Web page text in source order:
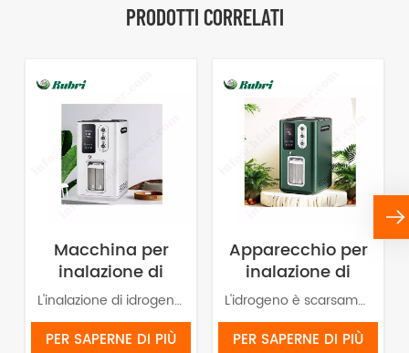
PRODOTTI CORRELATI
Macchina per
inalazione di
idrogeno al
99,99% Rubri 1800
ml/min
L'inalazione di idrogeno (HHO) consente al corpo di assumere una grande quantità di idrogeno.
PER SAPERNE DI PIÙ
Apparecchio per
inalazione di
idrogeno HOR
1800 ml/min
99,99%
L'idrogeno è scarsamente solubile in acqua e quindi la maggior parte di esso viene rilasciata nell'aria sotto forma gassosa. Pertanto, tramite inalazione è possibile ottenere un'elevata concentrazione di idrogeno in un breve periodo di tempo. L'inalazione di idrogeno (HHO) permette all'organismo di assorbirne una grande quantità. Viene assorbito meglio dal cervello, dal sistema nervoso, dal sistema circolatorio e dai polmoni. L'idrogeno possiede proprietà "antiossidanti selettive", il che significa che neutralizza selettivamente i radicali liberi tossici nel corpo umano senza intaccare quelli benefici. Questo può alleviare lo stress ossidativo, esercitando effetti antinfiammatori e antiapoptotici.
PER SAPERNE DI PIÙ